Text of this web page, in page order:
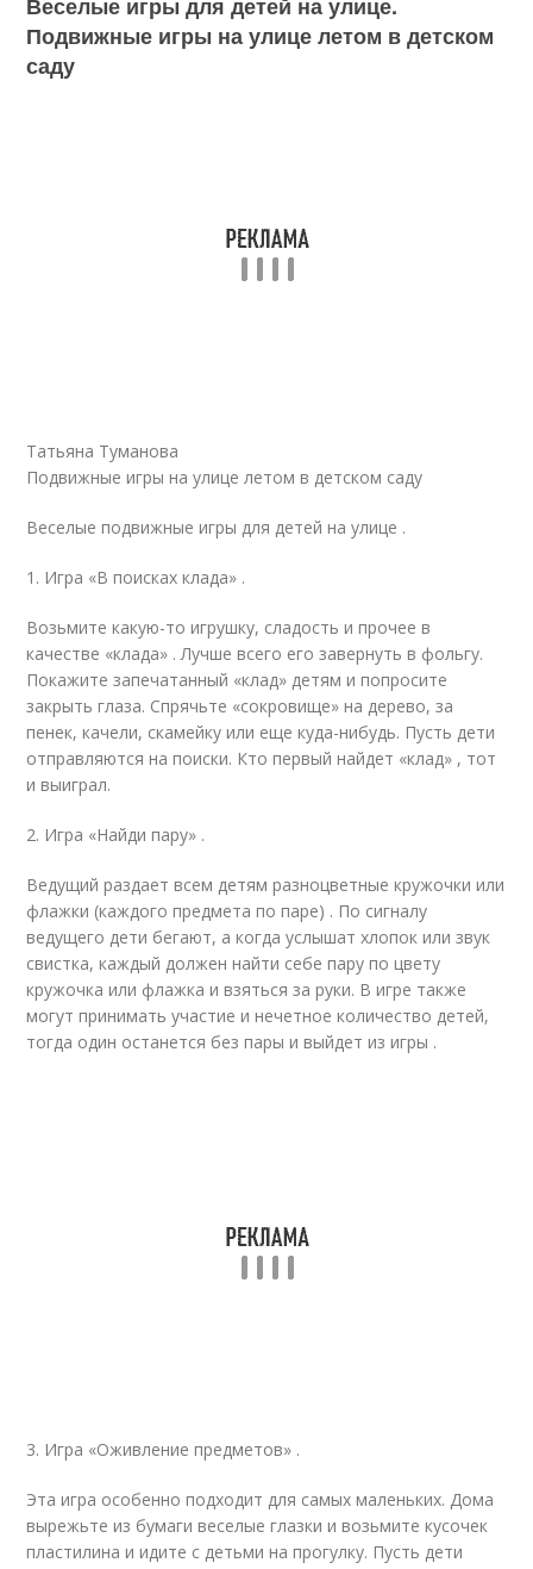
Подвижные игры на улице летом в детском
саду
Татьяна Туманова
Подвижные игры на улице летом в детском саду
Веселые подвижные игры для детей на улице .
1. Игра «В поисках клада» .
Возьмите какую-то игрушку, сладость и прочее в
качестве «клада» . Лучше всего его завернуть в фольгу.
Покажите запечатанный «клад» детям и попросите
закрыть глаза. Спрячьте «сокровище» на дерево, за
пенек, качели, скамейку или еще куда-нибудь. Пусть дети
отправляются на поиски. Кто первый найдет «клад» , тот
и выиграл.
2. Игра «Найди пару» .
Ведущий раздает всем детям разноцветные кружочки или
флажки (каждого предмета по паре) . По сигналу
ведущего дети бегают, а когда услышат хлопок или звук
свистка, каждый должен найти себе пару по цвету
кружочка или флажка и взяться за руки. В игре также
могут принимать участие и нечетное количество детей,
тогда один останется без пары и выйдет из игры .
3. Игра «Оживление предметов» .
Эта игра особенно подходит для самых маленьких. Дома
вырежьте из бумаги веселые глазки и возьмите кусочек
пластилина и идите с детьми на прогулку. Пусть дети